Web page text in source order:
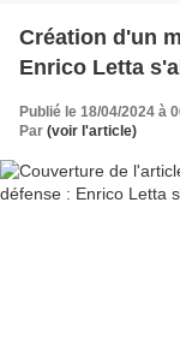
Création d'un
Enrico Letta
Publié le 18/04/2024 à
Par (voir l'article)